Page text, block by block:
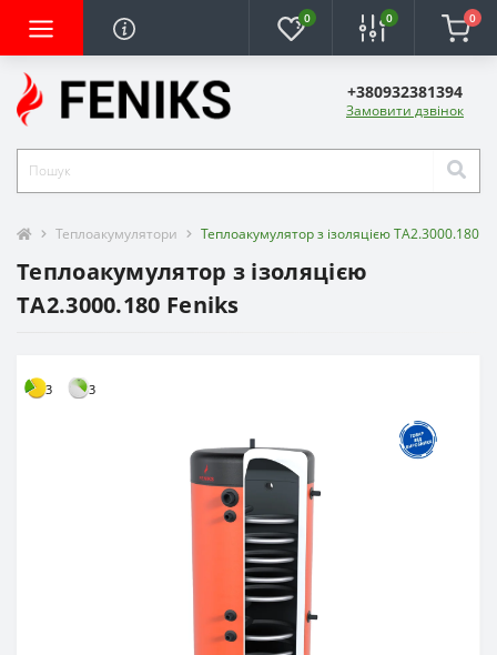
0 0 0
+380932381394
Замовити дзвінок
Теплоакумулятори Теплоакумулятор з ізоляцією ТA2.3000.180
Теплоакумулятор з ізоляцією
ТA2.3000.180 Feniks
3 3